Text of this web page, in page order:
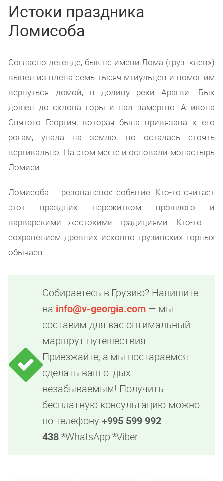
Истоки праздника
Ломисоба
Согласно легенде, бык по имени Лома (груз. «лев»)
вывел из плена семь тысяч мтиульцев и помог им
вернуться домой, в долину реки Арагви. Бык
дошел до склона горы и пал замертво. А икона
Святого Георгия, которая была привязана к его
рогам, упала на землю, но осталась стоять
вертикально. На этом месте и основали монастырь
Ломиси.
Ломисоба — резонансное событие. Кто-то считает
этот праздник пережитком прошлого и
варварскими жестокими традициями. Кто-то —
сохранением древних исконно грузинских горных
обычаев.
Собираетесь в Грузию? Напишите
на info@v-georgia.com — мы
составим для вас оптимальный
маршрут путешествия.
Приезжайте, а мы постараемся
сделать ваш отдых
незабываемым! Получить
бесплатную консультацию можно
по телефону +995 599 992
438*WhatsApp *Viber